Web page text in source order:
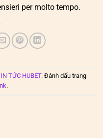
per molto tempo.
TỨC HUBET. Đánh dấu trang
.